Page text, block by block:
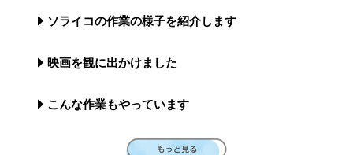
ソライコの作業の様子を紹介します
映画を観に出かけました
こんな作業もやっています